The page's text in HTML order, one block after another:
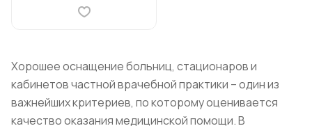
Хорошее оснащение больниц, стационаров и
кабинетов частной врачебной практики – один из
важнейших критериев, по которому оценивается
качество оказания медицинской помощи. В